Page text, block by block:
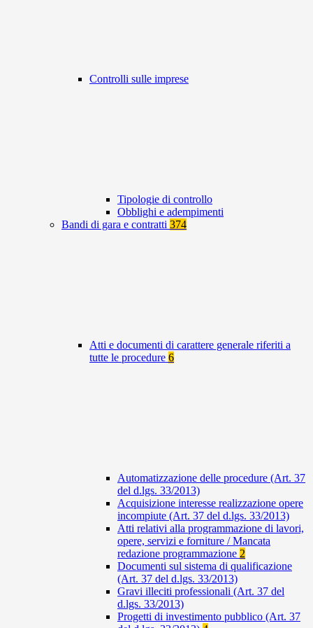
Controlli sulle imprese
Tipologie di controllo
Obblighi e adempimenti
Bandi di gara e contratti 374
Atti e documenti di carattere generale riferiti a
tutte le procedure 6
Automatizzazione delle procedure (Art. 37
del d.lgs. 33/2013)
Acquisizione interesse realizzazione opere
incompiute (Art. 37 del d.lgs. 33/2013)
Atti relativi alla programmazione di lavori,
opere, servizi e forniture / Mancata
redazione programmazione 2
Documenti sul sistema di qualificazione
(Art. 37 del d.lgs. 33/2013)
Gravi illeciti professionali (Art. 37 del
d.lgs. 33/2013)
Progetti di investimento pubblico (Art. 37